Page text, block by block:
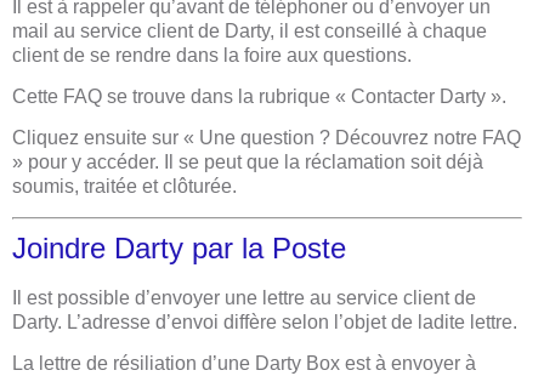
Il est à rappeler qu’avant de téléphoner ou d’envoyer un
mail au service client de Darty, il est conseillé à chaque
client de se rendre dans la foire aux questions.
Cette FAQ se trouve dans la rubrique « Contacter Darty ».
Cliquez ensuite sur « Une question ? Découvrez notre FAQ
» pour y accéder. Il se peut que la réclamation soit déjà
soumis, traitée et clôturée.
Joindre Darty par la Poste
Il est possible d’envoyer une lettre au service client de
Darty. L’adresse d’envoi diffère selon l’objet de ladite lettre.
La lettre de résiliation d’une Darty Box est à envoyer à